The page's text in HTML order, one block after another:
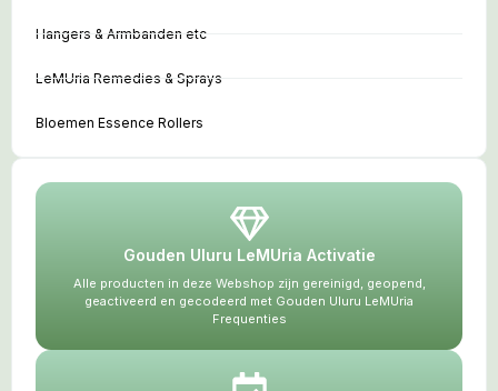
Hangers & Armbanden etc
LeMUria Remedies & Sprays
Bloemen Essence Rollers
Gouden Uluru LeMUria Activatie
Alle producten in deze Webshop zijn gereinigd, geopend,
geactiveerd en gecodeerd met Gouden Uluru LeMUria
Frequenties